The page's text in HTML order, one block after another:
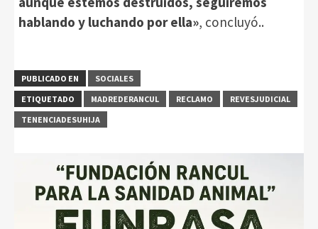
hablando y luchando por ella», concluyó..
PUBLICADO EN
SOCIALES
ETIQUETADO
MADREDERANCUL RECLAMO
REVESJUDICIAL
TENENCIADESUHIJA